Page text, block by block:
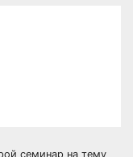
семинар на тему